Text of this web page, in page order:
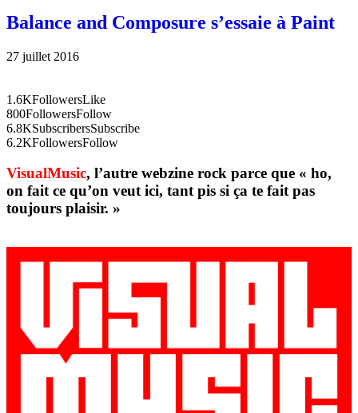
Balance and Composure s’essaie à Paint
27 juillet 2016
1.6KFollowersLike
800FollowersFollow
6.8KSubscribersSubscribe
6.2KFollowersFollow
VisualMusic, l’autre webzine rock parce que « ho,
on fait ce qu’on veut ici, tant pis si ça te fait pas
toujours plaisir. »